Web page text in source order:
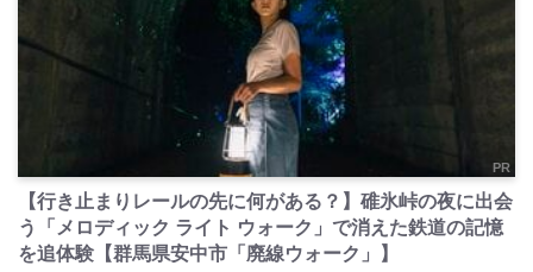
PR
【行き止まりレールの先に何がある？】碓氷峠の夜に出会
う「メロディック ライト ウォーク」で消えた鉄道の記憶
を追体験【群馬県安中市「廃線ウォーク」】